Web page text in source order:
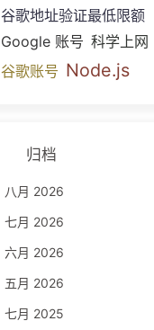
谷歌地址验证最低限额
Google 账号 科学上网
谷歌账号 Node.js
归档
八月 2026
七月 2026
六月 2026
五月 2026
七月 2025